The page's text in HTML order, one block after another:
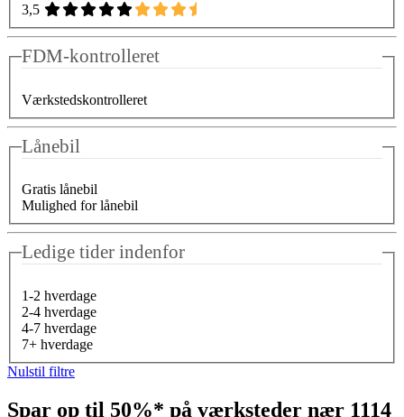
3,5
FDM-kontrolleret
Værkstedskontrolleret
Lånebil
Gratis lånebil
Mulighed for lånebil
Ledige tider indenfor
1-2 hverdage
2-4 hverdage
4-7 hverdage
7+ hverdage
Nulstil filtre
Spar op til 50%* på værksteder nær 1114